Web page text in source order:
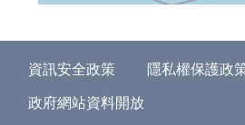
資訊安全政策 隱私權保護政
政府網站資料開放